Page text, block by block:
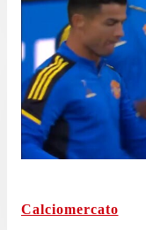
Calciomercato